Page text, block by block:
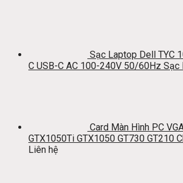
Sạc Laptop Dell TYC
C USB-C AC 100-240V 50/60Hz Sạc
Card Màn Hình PC
GTX1050Ti GTX1050 GT730 GT210
Liên hệ